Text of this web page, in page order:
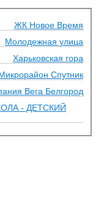
ЖК Новое Время
Молодежная улица
Харьковская гора
Спутник
Вега Белгород
- ДЕТСКИЙ